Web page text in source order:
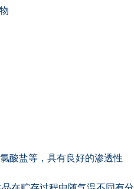
酸盐等，具有良好的渗透性